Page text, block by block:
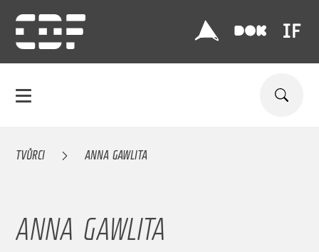
TVŮRCI ANNA GAWLITA
ANNA GAWLITA